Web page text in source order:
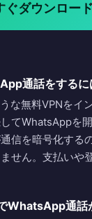
ダウンロー
通話をするに
な無料VPNをイ
てWhatsAppを
信を暗号化する
せん。支払いや
WhatsApp通話